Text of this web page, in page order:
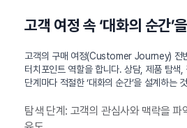
고객 여정 속 ‘대화의 순간’
고객의 구매 여정(Customer Journey) 전
터치포인트 역할을 합니다. 상담, 제품 탐색
단계마다 적절한 ‘대화의 순간’을 설계하는
탐색 단계: 고객의 관심사와 맥락을 파